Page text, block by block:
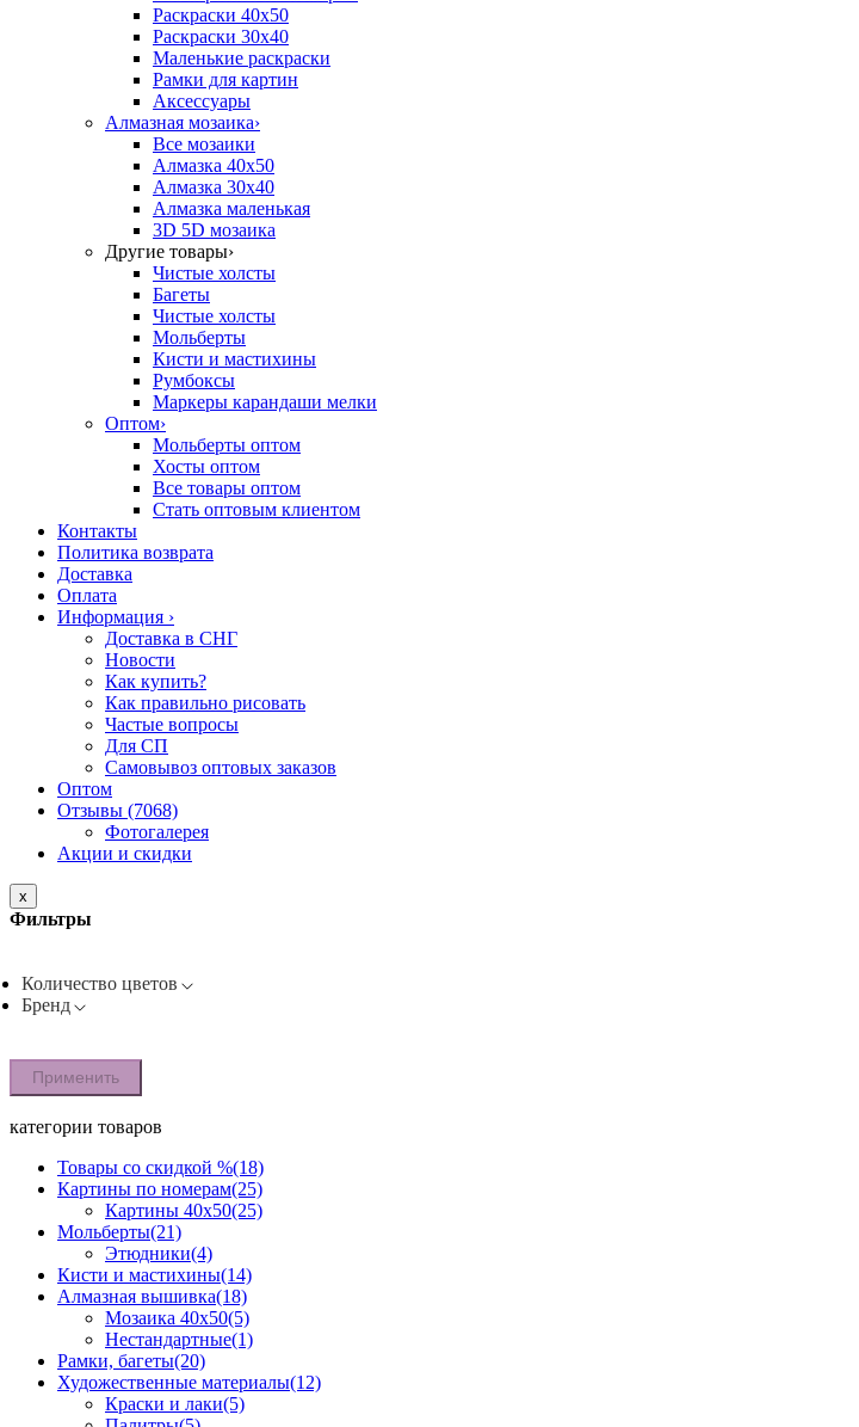
Раскраски 40х50
Раскраски 30х40
Маленькие раскраски
Рамки для картин
Аксессуары
Алмазная мозаика›
Все мозаики
Алмазка 40х50
Алмазка 30х40
Алмазка маленькая
3D 5D мозаика
Другие товары›
Чистые холсты
Багеты
Чистые холсты
Мольберты
Кисти и мастихины
Румбоксы
Маркеры карандаши мелки
Оптом›
Мольберты оптом
Хосты оптом
Все товары оптом
Стать оптовым клиентом
Контакты
Политика возврата
Доставка
Оплата
Информация ›
Доставка в СНГ
Новости
Как купить?
Как правильно рисовать
Частые вопросы
Для СП
Самовывоз оптовых заказов
Оптом
Отзывы (7068)
Фотогалерея
Акции и скидки
x
Фильтры
Количество цветов
Бренд
Применить
категории товаров
Товары со скидкой %(18)
Картины по номерам(25)
Картины 40x50(25)
Мольберты(21)
Этюдники(4)
Кисти и мастихины(14)
Алмазная вышивка(18)
Мозаика 40x50(5)
Нестандартные(1)
Рамки, багеты(20)
Художественные материалы(12)
Краски и лаки(5)